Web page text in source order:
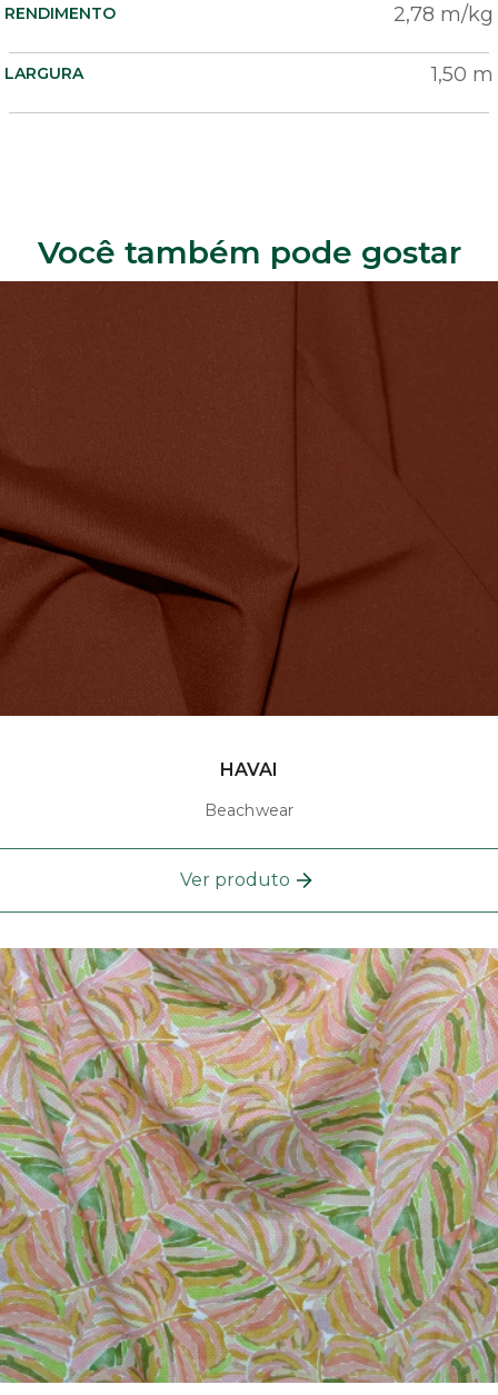
RENDIMENTO 2,78 m/kg
LARGURA 1,50 m
Você também pode gostar
HAVAI
Beachwear
Ver produto